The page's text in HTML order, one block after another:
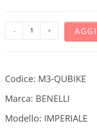
- +
Codice: M3-QUBIKE
Marca: BENELLI
Modello: IMPERIALE